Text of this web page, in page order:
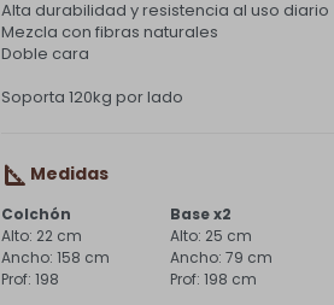
Alta durabilidad y resistencia al uso diario
Mezcla con fibras naturales
Doble cara
Soporta 120kg por lado
Medidas
Colchón
22 cm
158 cm
198
Base x2
25 cm
79 cm
198 cm